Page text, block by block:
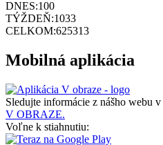
DNES:100
TÝŽDEŇ:1033
CELKOM:625313
Mobilná aplikácia
Sledujte informácie z nášho webu v
V OBRAZE.
Voľne k stiahnutiu: